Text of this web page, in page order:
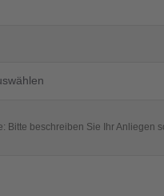
Bitte beschreiben Sie Ihr Anliegen